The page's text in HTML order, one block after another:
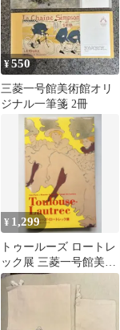
¥550
三菱一号館美術館オリ
ジナル一筆箋 2冊
¥ 1,299
トゥールーズ ロートレ
ック展 三菱一号館美術
館コレクションII